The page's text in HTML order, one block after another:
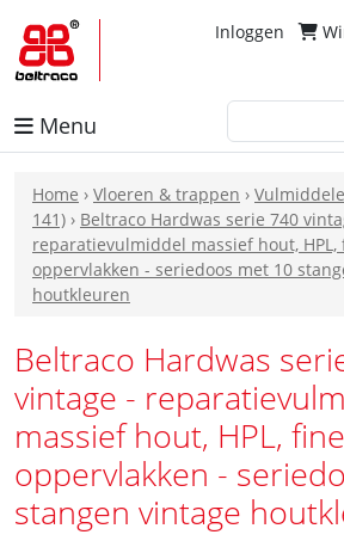
Inloggen
Menu
Home › Vloeren & trappen ›
141) › Beltraco Hardwas serie 740
reparatievulmiddel massief hout, HPL,
oppervlakken - seriedoos met 10
houtkleuren
Beltraco Hardwas
vintage -
massief hout, HPL,
oppervlakken -
stangen vintage